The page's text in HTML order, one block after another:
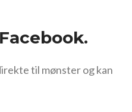
til mønster og kan